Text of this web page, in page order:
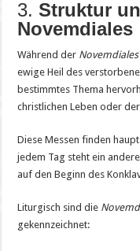
3.Struktur
Novemdiales
Während der Novemdiales
ewige Heil des
bestimmtes Thema
christlichen Leben oder
Diese Messen finden
jedem Tag steht ein
auf den Beginn des
Liturgisch sind die
gekennzeichnet: